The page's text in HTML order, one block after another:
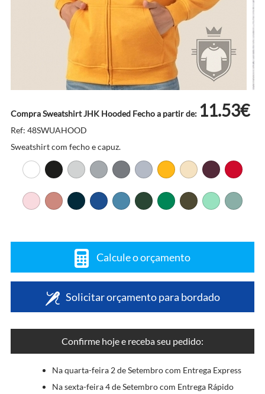
Compra Sweatshirt JHK Hooded Fecho a partir de: 11.53€
Ref: 48SWUAHOOD
Sweatshirt com fecho e capuz.
Calcule o orçamento
Solicitar orçamento para bordado
Confirme hoje e receba seu pedido:
Na quarta-feira 2 de Setembro com Entrega Express
Na sexta-feira 4 de Setembro com Entrega Rápido